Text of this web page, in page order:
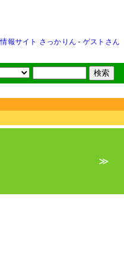
報サイト さっかりん - ゲストさん
≫